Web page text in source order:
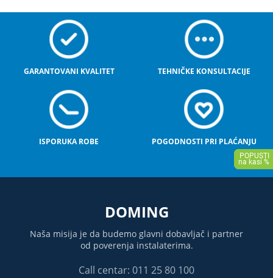
GARANTOVANI KVALITET TEHNIČKE KONSULTACIJE
ISPORUKA ROBE POGODNOSTI PRI PLAĆANJU
DOMING
Naša misija je da budemo glavni dobavljač i partner
od poverenja instalaterima.
Call centar: 011 25 80 100